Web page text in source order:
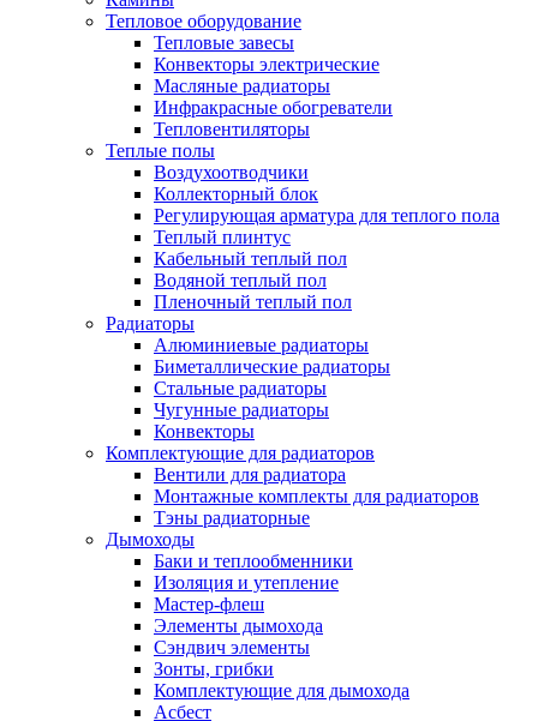
Тепловое оборудование
Тепловые завесы
Конвекторы электрические
Масляные радиаторы
Инфракрасные обогреватели
Тепловентиляторы
Теплые полы
Воздухоотводчики
Коллекторный блок
Регулирующая арматура для теплого пола
Теплый плинтус
Кабельный теплый пол
Водяной теплый пол
Пленочный теплый пол
Радиаторы
Алюминиевые радиаторы
Биметаллические радиаторы
Стальные радиаторы
Чугунные радиаторы
Конвекторы
Комплектующие для радиаторов
Вентили для радиатора
Монтажные комплекты для радиаторов
Тэны радиаторные
Дымоходы
Баки и теплообменники
Изоляция и утепление
Мастер-флеш
Элементы дымохода
Сэндвич элементы
Зонты, грибки
Комплектующие для дымохода
Асбест